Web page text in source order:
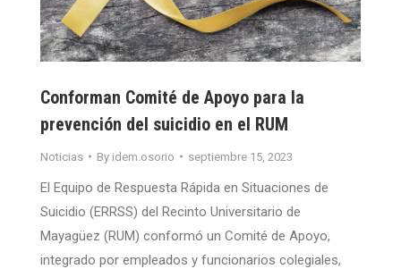
Conforman Comité de Apoyo para la
prevención del suicidio en el RUM
Noticias By idem.osorio septiembre 15, 2023
El Equipo de Respuesta Rápida en Situaciones de
Suicidio (ERRSS) del Recinto Universitario de
Mayagüez (RUM) conformó un Comité de Apoyo,
integrado por empleados y funcionarios colegiales,